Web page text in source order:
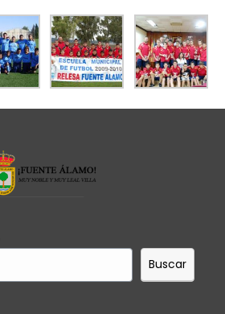
Buscar